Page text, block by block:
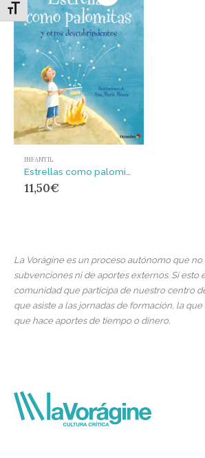
Alternar tamaño de letra
INFANTIL
Estrellas como palomitas y otros descubrimientos
11,50€
La Vorágine es un proceso autónomo que
subvenciones ni de aportes externos. Si esto
comunidad que participa de nuestro centro
que asiste a las jornadas de formación, la
que hace aportes de tiempo o dinero.